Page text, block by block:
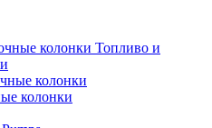
Топливо и
колонки